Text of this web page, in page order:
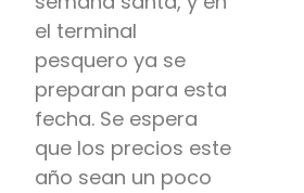
el terminal
pesquero ya se
preparan para esta
fecha. Se espera
que los precios este
año sean un poco